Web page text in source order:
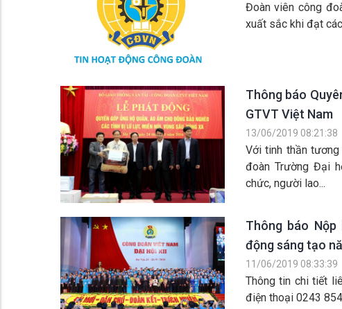
Đoàn viên công
xuất sắc khi đạt
Thông báo
GTVT Việt Nam
13/06/2019 08:21:38
Với tinh thần tương
đoàn Trường Đại
chức, người lao...
Thông báo
động sáng tạo
11/06/2019 08:33:39
Thông tin chi tiết
điện thoại 0243